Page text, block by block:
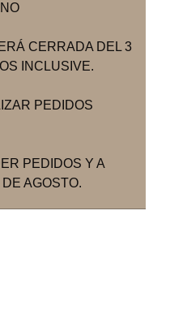
CERRADA DEL 3
INCLUSIVE.
PEDIDOS
PEDIDOS Y A
AGOSTO.